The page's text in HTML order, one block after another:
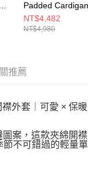
Padded
化纖外套 米灰色
CH141469G057
NT$4,482
NT$4,980
推薦
襟外套｜可愛 × 保暖
案，這款夾綿開襟
節不可錯過的輕量單